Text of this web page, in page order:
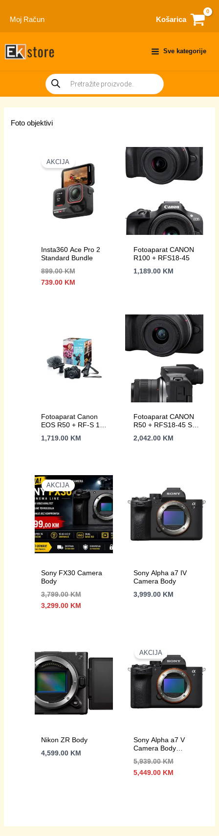
Moj Račun Košarica
Sve kategorije
Products
search
Foto objektivi
AKCIJA
Insta360 Ace Pro 2
Standard Bundle
899.00KM
Izvorna
739.00 KMTrenutna
Fotoaparat CANON
R100 + RFS18-45
1,189.00 KM
Fotoaparat Canon
EOS R50 + RF-S 18-
Kit
1,719.00 KM
Fotoaparat CANON
R50 + RFS18-45 S
2,042.00 KM
AKCIJA
Sony FX30 Camera
Body
3,799.00KM
Izvorna
cijena
3,299.00 KMTrenutna
Sony Alpha a7 IV
Camera Body
3,999.00 KM
Nikon ZR Body
4,599.00 KM
AKCIJA
Sony Alpha a7 V
Camera Body
5,939.00KM
Izvorna
cijena
5,449.00 KM